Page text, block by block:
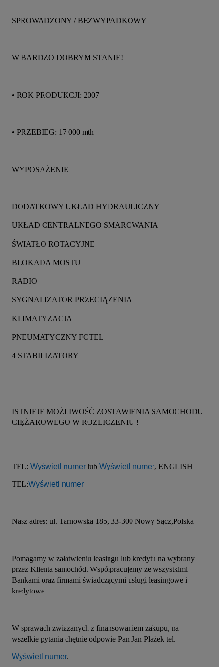
SPROWADZONY / BEZWYPADKOWY
W BARDZO DOBRYM STANIE!
• ROK PRODUKCJI: 2007
• PRZEBIEG: 17 000 mth
WYPOSAŻENIE
DODATKOWY UKŁAD HYDRAULICZNY
UKŁAD CENTRALNEGO SMAROWANIA
ŚWIATŁO ROTACYJNE
BLOKADA MOSTU
RADIO
SYGNALIZATOR PRZECIĄŻENIA
KLIMATYZACJA
PNEUMATYCZNY FOTEL
4 STABILIZATORY
ISTNIEJE MOŻLIWOŚĆ ZOSTAWIENIA SAMOCHODU
CIĘŻAROWEGO W ROZLICZENIU !
TEL: Wyświetl numer lub Wyświetl numer, ENGLISH
TEL:Wyświetl numer
Nasz adres: ul. Tarnowska 185, 33-300 Nowy Sącz,Polska
Pomagamy w załatwieniu leasingu lub kredytu na wybrany
przez Klienta samochód. Współpracujemy ze wszystkimi
Bankami oraz firmami świadczącymi usługi leasingowe i
kredytowe.
W sprawach związanych z finansowaniem zakupu, na
wszelkie pytania chętnie odpowie Pan Jan Płażek tel.
Wyświetl numer.